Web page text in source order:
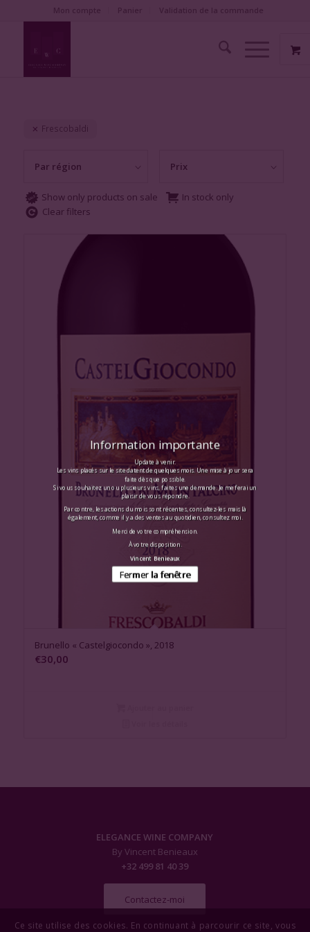
Frescobaldi
Par région Prix
Show only products on sale
In stock only
Clear filters
Brunello « Castelgiocondo », 2018
€30,00
ELEGANCE WINE COMPANY
By Vincent Benieaux
+32 499 81 40 39
Contactez-moi
Ce site utilise des cookies. En continuant à parcourir ce site, vous
Information importante
Update à venir.
Les vins placés sur le site datent de quelques mois. Une mise à jour sera
faite dès que possible.
Si vous souhaitez un ou plusieurs vins, faites une demande. Je me ferai un
plaisir de vous répondre.
Par contre, les actions du mois sont récentes, consultez-les mais là
également, comme il y a des ventes au quotidien, consultez moi.
Merci de votre compréhension.
À votre disposition.
Vincent Benieaux
Fermer la fenêtre